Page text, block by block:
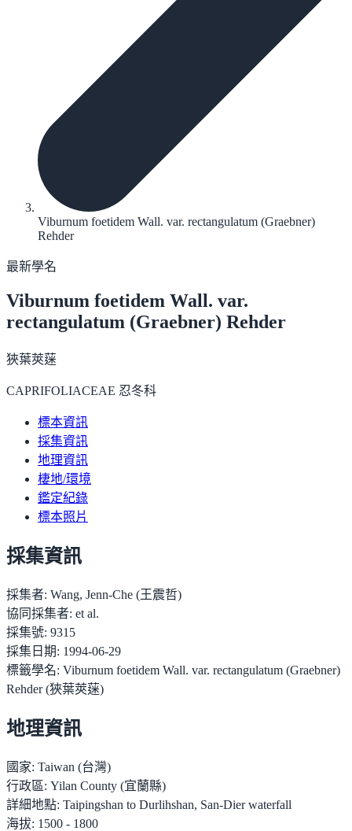
Viburnum foetidem Wall. var. rectangulatum (Graebner)
Rehder
最新學名
Viburnum foetidem Wall. var.
rectangulatum (Graebner) Rehder
狹葉莢蒾
CAPRIFOLIACEAE 忍冬科
標本資訊
採集資訊
地理資訊
棲地/環境
鑑定紀錄
標本照片
採集資訊
採集者: Wang, Jenn-Che (王震哲)
協同採集者: et al.
採集號: 9315
採集日期: 1994-06-29
標籤學名: Viburnum foetidem Wall. var. rectangulatum (Graebner)
Rehder (狹葉莢蒾)
地理資訊
國家: Taiwan (台灣)
行政區: Yilan County (宜蘭縣)
詳細地點: Taipingshan to Durlihshan, San-Dier waterfall
海拔: 1500 - 1800